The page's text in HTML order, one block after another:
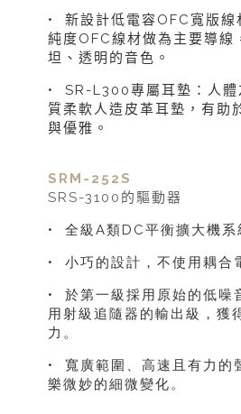
• 新設計低電容OFC寬版線
純度OFC線材做為主要導線
坦、透明的音色。
• SR-L300專屬耳墊：人體
質柔軟人造皮革耳墊，有助
與優雅。
SRM-252S
SRS-3100的驅動器
• 全級A類DC平衡擴大機系
• 小巧的設計，不使用耦合
• 於第一級採用原始的低噪
用射級追隨器的輸出級，獲
力。
• 寬廣範圍、高速且有力的
樂微妙的細微變化。